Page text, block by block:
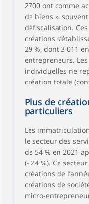
2700 ont comme
de biens »,
défiscalisation.
créations
29 %, dont 3 011
entrepreneurs.
individuelles ne
création totale
Plus de
particuliers
Les
le secteur des
de 54 % en 2021
(- 24 %). Ce
créations de
créations de
micro-